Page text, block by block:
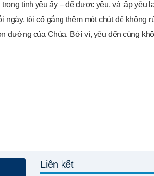
tình yêu ấy – để được yêu, và tập yêu
tôi cố gắng thêm một chút để không
đường của Chúa. Bởi vì, yêu đến cùng
Lặng
Liên kết